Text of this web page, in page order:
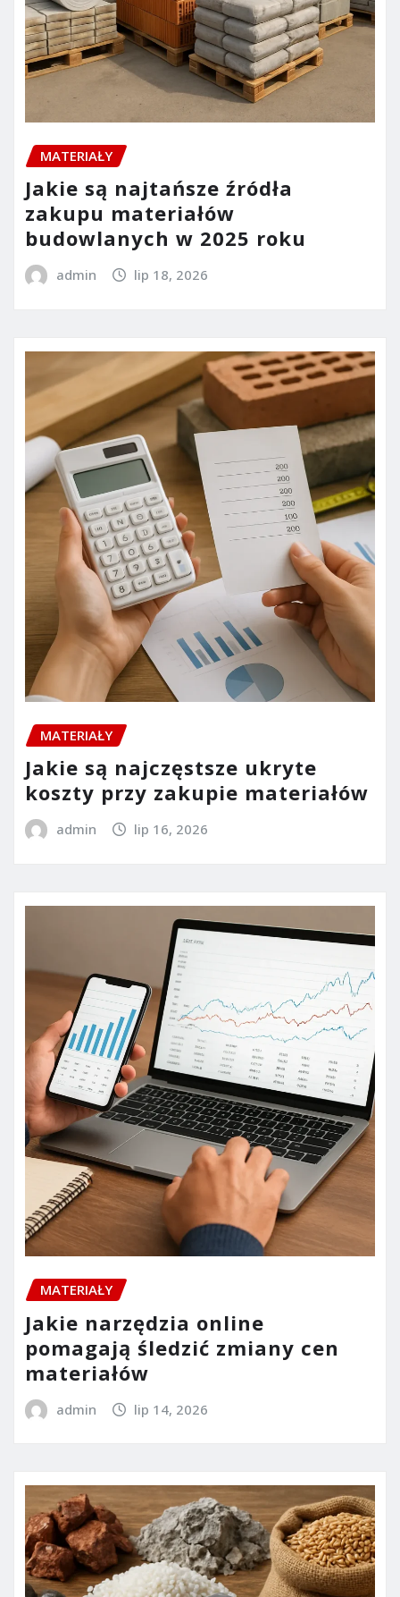
MATERIAŁY
Jakie są najtańsze źródła
zakupu materiałów
budowlanych w 2025 roku
admin lip 18, 2026
MATERIAŁY
Jakie są najczęstsze ukryte
koszty przy zakupie materiałów
admin lip 16, 2026
MATERIAŁY
Jakie narzędzia online
pomagają śledzić zmiany cen
materiałów
admin lip 14, 2026